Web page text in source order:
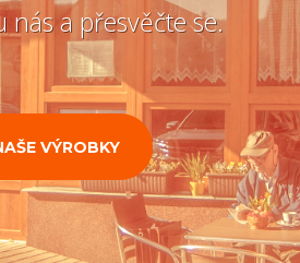
nás a přesvěčte se.
VÝROBKY